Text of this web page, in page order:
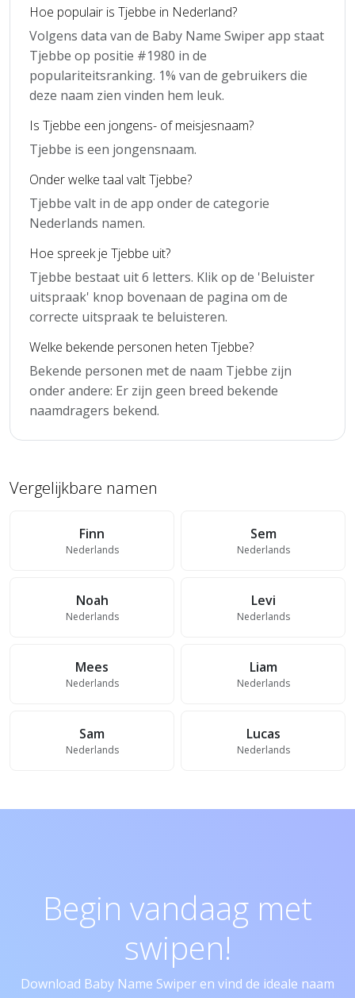
Hoe populair is Tjebbe in Nederland?
Volgens data van de Baby Name Swiper app staat
Tjebbe op positie #1980 in de
populariteitsranking. 1% van de gebruikers die
deze naam zien vinden hem leuk.
Is Tjebbe een jongens- of meisjesnaam?
Tjebbe is een jongensnaam.
Onder welke taal valt Tjebbe?
Tjebbe valt in de app onder de categorie
Nederlands namen.
Hoe spreek je Tjebbe uit?
Tjebbe bestaat uit 6 letters. Klik op de 'Beluister
uitspraak' knop bovenaan de pagina om de
correcte uitspraak te beluisteren.
Welke bekende personen heten Tjebbe?
Bekende personen met de naam Tjebbe zijn
onder andere: Er zijn geen breed bekende
naamdragers bekend.
Vergelijkbare namen
Finn
Nederlands
Sem
Nederlands
Noah
Nederlands
Levi
Nederlands
Mees
Nederlands
Liam
Nederlands
Sam
Nederlands
Lucas
Nederlands
Begin vandaag met
swipen!
Download Baby Name Swiper en vind de ideale naam